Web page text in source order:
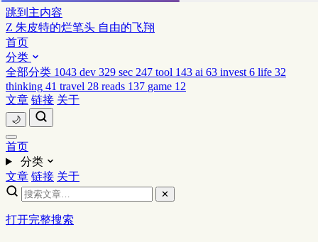
跳到主内容
Z 朱皮特的烂笔头 自由的飞翔
首页
分类
全部分类 1043 dev 329 sec 247 tool 143 ai 63 invest 6 life 32
thinking 41 travel 28 reads 137 game 12
文章 链接 关于
🌙
首页
分类
文章 链接 关于
✕
打开完整搜索